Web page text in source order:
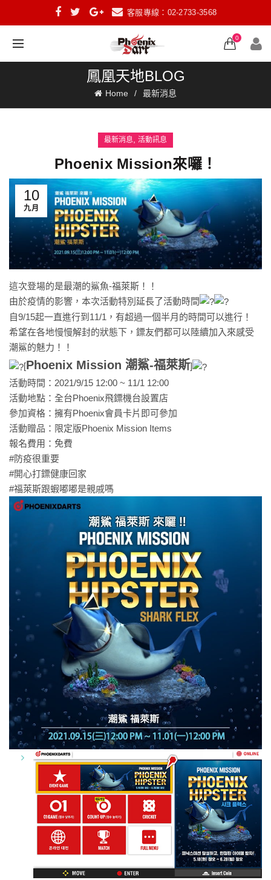
客服專線：02-2733-3568
0
鳳凰天地BLOG
Home 最新消息
最新消息 活動訊息
Phoenix Mission來囉！
10
九月
這次登場的是最潮的鯊魚-福萊斯！！
由於疫情的影響，本次活動特別延長了活動時間
自9/15起一直進行到11/1，有超過一個半月的時間可以進行！
希望在各地慢慢解封的狀態下，鏢友們都可以陸續加入來感受
潮鯊的魅力！！
[Phoenix Mission 潮鯊-福萊斯]
活動時間：2021/9/15 12:00 ~ 11/1 12:00
活動地點：全台Phoenix飛鏢機台設置店
參加資格：擁有Phoenix會員卡片即可參加
活動贈品：限定版Phoenix Mission Items
報名費用：免費
#防疫很重要
#開心打鏢健康回家
#福萊斯跟蝦嘟嘟是親戚嗎